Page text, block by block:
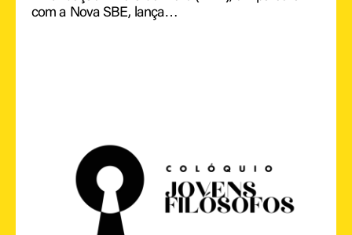
com a Nova SBE, lança…